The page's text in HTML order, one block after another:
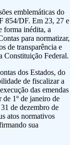
emblemáticas do
854/DF. Em 23, 27 e
forma inédita, a
para normatizar,
de transparência e
Constituição Federal.
dos Estados, do
de fiscalizar a
das emendas
1º de janeiro de
de dezembro de
atos normativos
sua